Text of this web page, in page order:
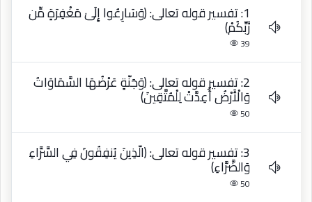
1: تفسير قوله تعالى: ﴿وَسَارِعُوا إِلَىٰ مَغْفِرَةٍ مِّن
رَّبِّكُمْ﴾
39
2: تفسير قوله تعالى: ﴿وَجَنَّةٍ عَرْضُهَا السَّمَاوَاتُ
وَالْأَرْضُ أُعِدَّتْ لِلْمُتَّقِينَ﴾
50
3: تفسير قوله تعالى: ﴿الَّذِينَ يُنفِقُونَ فِي السَّرَّاءِ
وَالضَّرَّاءِ﴾
50